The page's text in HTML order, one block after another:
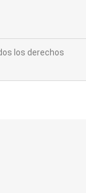
los derechos